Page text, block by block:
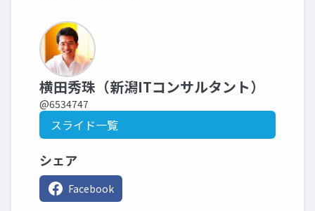
横田秀珠（新潟ITコンサルタント）
@6534747
スライド一覧
シェア
Facebook